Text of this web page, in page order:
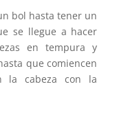
bol hasta tener un
se llegue a hacer
en tempura y
que comiencen
la cabeza con la